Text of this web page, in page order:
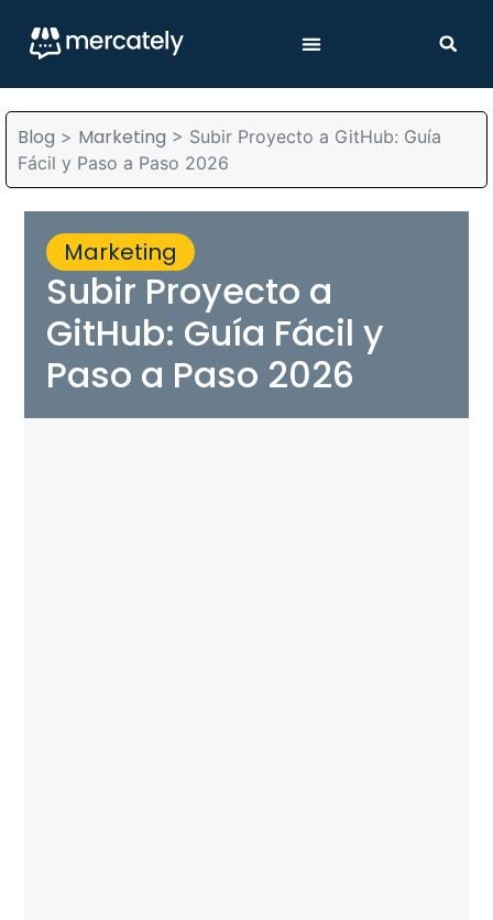
Blog > Marketing > Subir Proyecto a GitHub: Guía
Fácil y Paso a Paso 2026
Marketing
Subir Proyecto a
GitHub: Guía Fácil y
Paso a Paso 2026